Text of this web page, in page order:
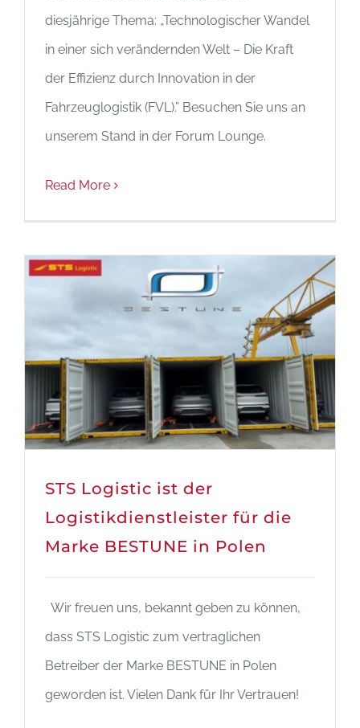
diesjährige Thema: „Technologischer Wandel
in einer sich verändernden Welt – Die Kraft
der Effizienz durch Innovation in der
Fahrzeuglogistik (FVL).” Besuchen Sie uns an
unserem Stand in der Forum Lounge.
Read More
STS Logistic ist der
Logistikdienstleister für die
Marke BESTUNE in Polen
Wir freuen uns, bekannt geben zu können,
dass STS Logistic zum vertraglichen
Betreiber der Marke BESTUNE in Polen
geworden ist. Vielen Dank für Ihr Vertrauen!